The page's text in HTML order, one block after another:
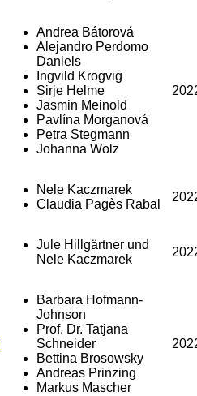
Andrea Bátorová
Alejandro Perdomo
Daniels
Ingvild Krogvig
Sirje Helme
Jasmin Meinold
Pavlína Morganová
Petra Stegmann
Johanna Wolz
Nele Kaczmarek
Claudia Pagès Rabal
Jule Hillgärtner und
Nele Kaczmarek
Barbara Hofmann-
Johnson
Prof. Dr. Tatjana
Schneider
Bettina Brosowsky
Andreas Prinzing
Markus Mascher